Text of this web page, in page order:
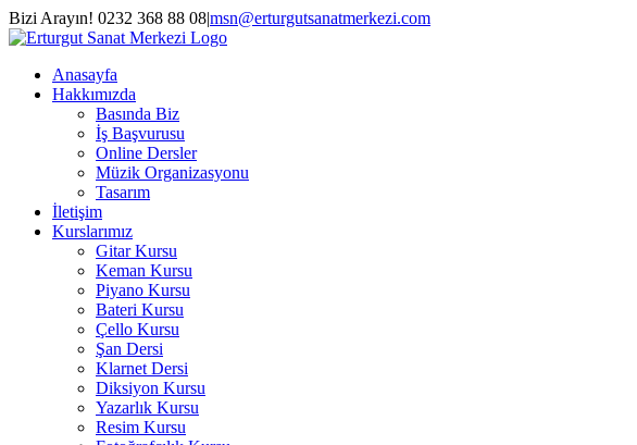
Skip
to
Bizi Arayın! 0232 368 88 08|msn@erturgutsanatmerkezi.com
Facebook
Instagram
X
YouTube
Anasayfa
Hakkımızda
Basında Biz
İş Başvurusu
Online Dersler
Müzik Organizasyonu
Tasarım
İletişim
Kurslarımız
Gitar Kursu
Keman Kursu
Piyano Kursu
Bateri Kursu
Çello Kursu
Şan Dersi
Klarnet Dersi
Diksiyon Kursu
Yazarlık Kursu
Resim Kursu